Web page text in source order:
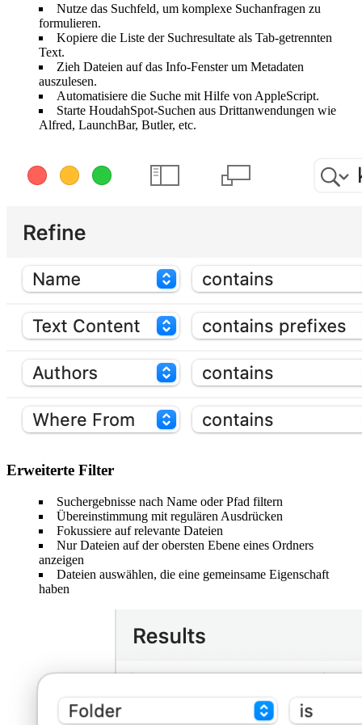
Nutze das Suchfeld, um komplexe Suchanfragen zu
formulieren.
Kopiere die Liste der Suchresultate als Tab-getrennten
Text.
Zieh Dateien auf das Info-Fenster um Metadaten
auszulesen.
Automatisiere die Suche mit Hilfe von AppleScript.
Starte HoudahSpot-Suchen aus Drittanwendungen wie
Alfred, LaunchBar, Butler, etc.
Erweiterte Filter
Suchergebnisse nach Name oder Pfad filtern
Übereinstimmung mit regulären Ausdrücken
Fokussiere auf relevante Dateien
Nur Dateien auf der obersten Ebene eines Ordners
anzeigen
Dateien auswählen, die eine gemeinsame Eigenschaft
haben